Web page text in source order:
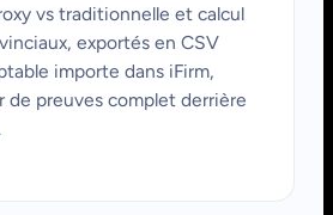
vs traditionnelle et calcul
exportés en CSV
importe dans iFirm,
de preuves complet derrière